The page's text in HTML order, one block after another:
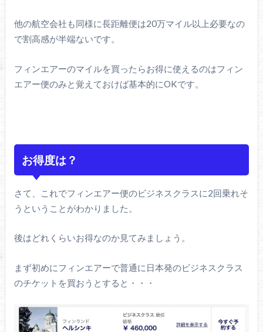
他の航空会社も同様に長距離便は20万マイル以上必要なの
で割高感が半端ないです。
フィンエアーのマイルを買ったらお得に使えるのはフィン
エアー便のみと覚えておけば基本的にOKです。
お得度は？
さて、これでフィンエアー便のビジネスクラスに2回乗れそ
うということがわかりました。
後はどれくらいお得なのか見てみましょう。
まず初めにフィンエアーで普通に日本発のビジネスクラス
のチケットを買おうとすると・・・